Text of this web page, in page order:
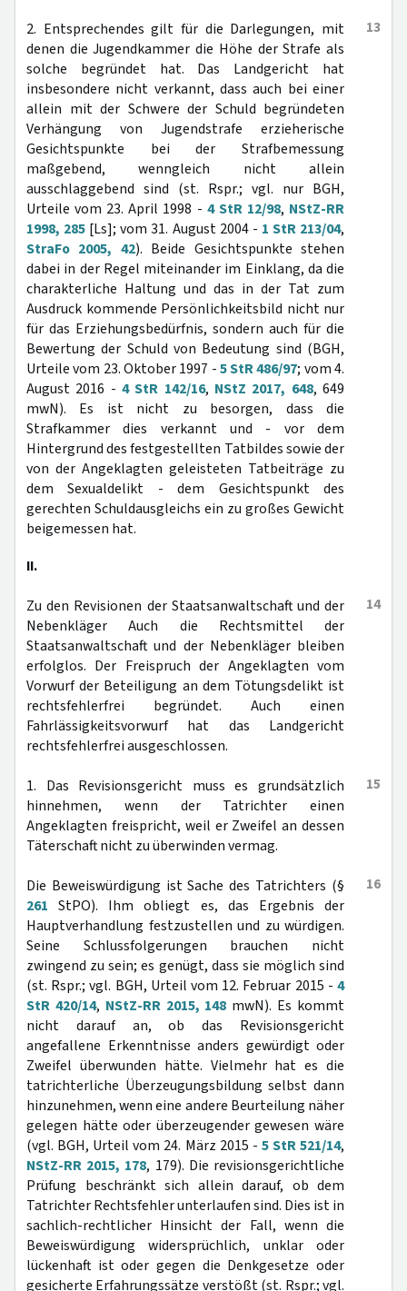
13
2. Entsprechendes gilt für die Darlegungen, mit
denen die Jugendkammer die Höhe der Strafe als
solche begründet hat. Das Landgericht hat
insbesondere nicht verkannt, dass auch bei einer
allein mit der Schwere der Schuld begründeten
Verhängung von Jugendstrafe erzieherische
Gesichtspunkte bei der Strafbemessung
maßgebend, wenngleich nicht allein
ausschlaggebend sind (st. Rspr.; vgl. nur BGH,
Urteile vom 23. April 1998 - 4 StR 12/98, NStZ-RR
1998, 285 [Ls]; vom 31. August 2004 - 1 StR 213/04,
StraFo 2005, 42). Beide Gesichtspunkte stehen
dabei in der Regel miteinander im Einklang, da die
charakterliche Haltung und das in der Tat zum
Ausdruck kommende Persönlichkeitsbild nicht nur
für das Erziehungsbedürfnis, sondern auch für die
Bewertung der Schuld von Bedeutung sind (BGH,
Urteile vom 23. Oktober 1997 -5 StR 486/97; vom 4.
August 2016 - 4 StR 142/16, NStZ 2017, 648, 649
mwN). Es ist nicht zu besorgen, dass die
Strafkammer dies verkannt und - vor dem
Hintergrund des festgestellten Tatbildes sowie der
von der Angeklagten geleisteten Tatbeiträge zu
dem Sexualdelikt - dem Gesichtspunkt des
gerechten Schuldausgleichs ein zu großes Gewicht
beigemessen hat.
II.
14
Zu den Revisionen der Staatsanwaltschaft und der
Nebenkläger Auch die Rechtsmittel der
Staatsanwaltschaft und der Nebenkläger bleiben
erfolglos. Der Freispruch der Angeklagten vom
Vorwurf der Beteiligung an dem Tötungsdelikt ist
rechtsfehlerfrei begründet. Auch einen
Fahrlässigkeitsvorwurf hat das Landgericht
rechtsfehlerfrei ausgeschlossen.
15
1. Das Revisionsgericht muss es grundsätzlich
hinnehmen, wenn der Tatrichter einen
Angeklagten freispricht, weil er Zweifel an dessen
Täterschaft nicht zu überwinden vermag.
16
Die Beweiswürdigung ist Sache des Tatrichters (§
261 StPO). Ihm obliegt es, das Ergebnis der
Hauptverhandlung festzustellen und zu würdigen.
Seine Schlussfolgerungen brauchen nicht
zwingend zu sein; es genügt, dass sie möglich sind
(st. Rspr.; vgl. BGH, Urteil vom 12. Februar 2015 - 4
StR 420/14, NStZ-RR 2015, 148 mwN). Es kommt
nicht darauf an, ob das Revisionsgericht
angefallene Erkenntnisse anders gewürdigt oder
Zweifel überwunden hätte. Vielmehr hat es die
tatrichterliche Überzeugungsbildung selbst dann
hinzunehmen, wenn eine andere Beurteilung näher
gelegen hätte oder überzeugender gewesen wäre
(vgl. BGH, Urteil vom 24. März 2015 - 5 StR 521/14,
NStZ-RR 2015, 178, 179). Die revisionsgerichtliche
Prüfung beschränkt sich allein darauf, ob dem
Tatrichter Rechtsfehler unterlaufen sind. Dies ist in
sachlich-rechtlicher Hinsicht der Fall, wenn die
Beweiswürdigung widersprüchlich, unklar oder
lückenhaft ist oder gegen die Denkgesetze oder
gesicherte Erfahrungssätze verstößt (st. Rspr.; vgl.